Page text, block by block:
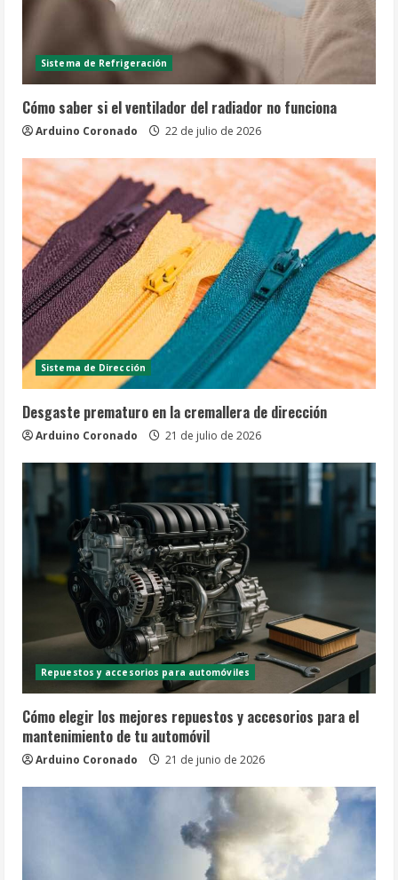
Sistema de Refrigeración
Cómo saber si el ventilador del radiador no funciona
Arduino Coronado 22 de julio de 2026
Sistema de Dirección
Desgaste prematuro en la cremallera de dirección
Arduino Coronado 21 de julio de 2026
Repuestos y accesorios para automóviles
Cómo elegir los mejores repuestos y accesorios para el
mantenimiento de tu automóvil
Arduino Coronado 21 de junio de 2026